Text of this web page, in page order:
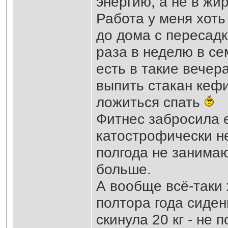
Работа у меня
до дома с
раза в неделю в
есть в такие
выпить стакан
ложиться спать
Фитнес забросила
катострофически
полгода не
больше.
А вообще всё-таки
полтора года
скинула 20 кг - не